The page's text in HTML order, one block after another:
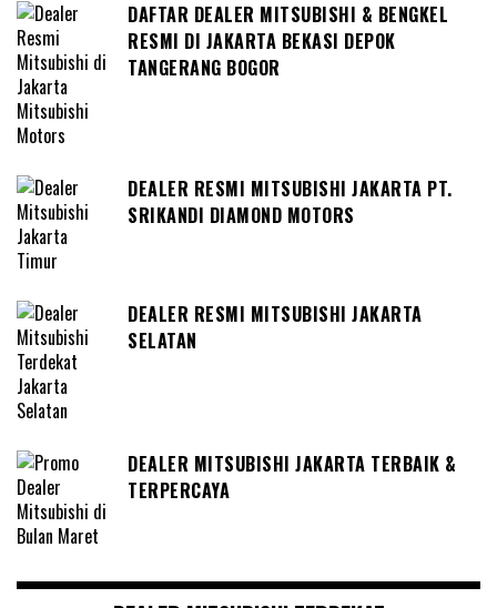
DAFTAR DEALER MITSUBISHI & BENGKEL
RESMI DI JAKARTA BEKASI DEPOK
TANGERANG BOGOR
DEALER RESMI MITSUBISHI JAKARTA PT.
SRIKANDI DIAMOND MOTORS
DEALER RESMI MITSUBISHI JAKARTA
SELATAN
DEALER MITSUBISHI JAKARTA TERBAIK &
TERPERCAYA